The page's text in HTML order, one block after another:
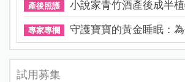
產後照護 小說家青竹酒產後成半植
專家專欄 守護寶寶的黃金睡眠：
試用募集